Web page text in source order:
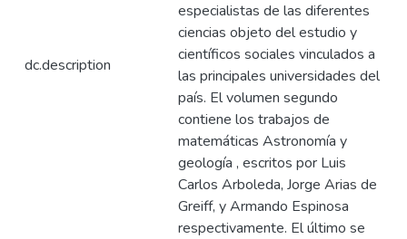
dc.description
especialistas de las diferentes
ciencias objeto del estudio y
científicos sociales vinculados a
las principales universidades del
país. El volumen segundo
contiene los trabajos de
matemáticas Astronomía y
geología , escritos por Luis
Carlos Arboleda, Jorge Arias de
Greiff, y Armando Espinosa
respectivamente. El último se